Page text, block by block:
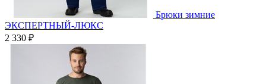
Брюки зимние
ЭКСПЕРТНЫЙ-ЛЮКС
2 330 ₽